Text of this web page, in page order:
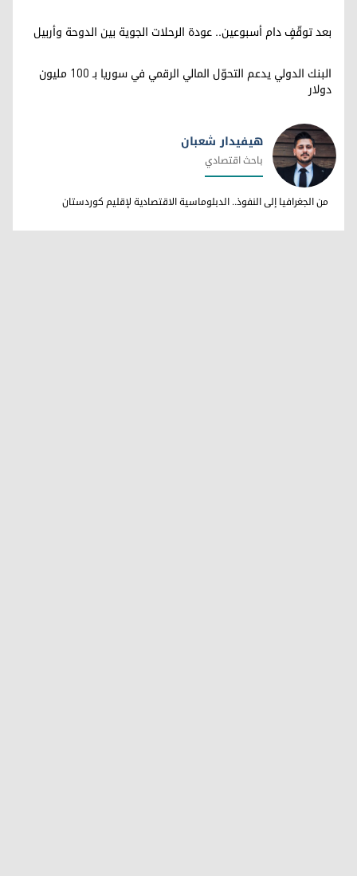
بعد توقّفٍ دام أسبوعين.. عودة الرحلات الجوية بين الدوحة وأربيل
البنك الدولي يدعم التحوّل المالي الرقمي في سوريا بـ 100 مليون
دولار
هيفيدار شعبان
هيفيدار شعبان
باحث اقتصادي
من الجغرافيا إلى النفوذ.. الدبلوماسية الاقتصادية لإقليم كوردستان